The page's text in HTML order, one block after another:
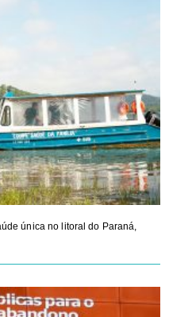
única no litoral do Paraná,